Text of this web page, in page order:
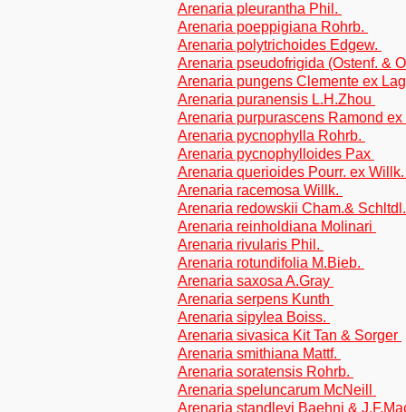
Arenaria pleurantha Phil.
Arenaria poeppigiana Rohrb.
Arenaria polytrichoides Edgew.
Arenaria pseudofrigida (Ostenf. &
Arenaria pungens Clemente ex
Arenaria puranensis L.H.Zhou
Arenaria purpurascens Ramond
Arenaria pycnophylla Rohrb.
Arenaria pycnophylloides Pax
Arenaria querioides Pourr. ex
Arenaria racemosa Willk.
Arenaria redowskii Cham.&
Arenaria reinholdiana Molinari
Arenaria rivularis Phil.
Arenaria rotundifolia M.Bieb.
Arenaria saxosa A.Gray
Arenaria serpens Kunth
Arenaria sipylea Boiss.
Arenaria sivasica Kit Tan & Sorger
Arenaria smithiana Mattf.
Arenaria soratensis Rohrb.
Arenaria speluncarum McNeill
Arenaria standleyi Baehni &